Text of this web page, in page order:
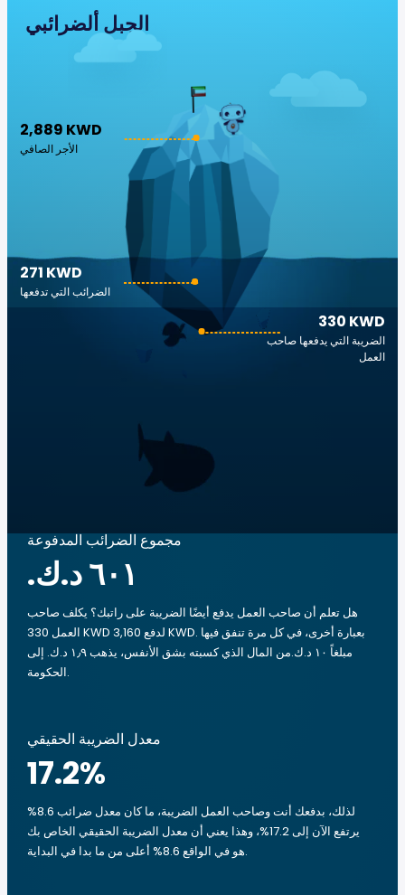
الجبل ألضرائبي
2,889 KWD
الأجر الصافي
330 KWD
الضريبة التي يدفعها صاحب
العمل
271 KWD
الضرائب التي تدفعها
مجموع الضرائب المدفوعة
هل تعلم أن صاحب العمل يدفع أيضًا الضريبة على راتبك؟ يكلف صاحب
العمل 330 KWD لدفع 3,160 KWD. بعبارة أخرى، في كل مرة تنفق فيها
مبلغاً ‏١٠ د.ك.‏من المال الذي كسبته بشق الأنفس، يذهب ‏١٫٩ د.ك.‏ إلى
الحكومة.
معدل الضريبة الحقيقي
17.2%
لذلك، بدفعك أنت وصاحب العمل الضريبة، ما كان معدل ضرائب 8.6%
يرتفع الآن إلى 17.2%، وهذا يعني أن معدل الضريبة الحقيقي الخاص بك
هو في الواقع 8.6% أعلى من ما بدا في البداية.